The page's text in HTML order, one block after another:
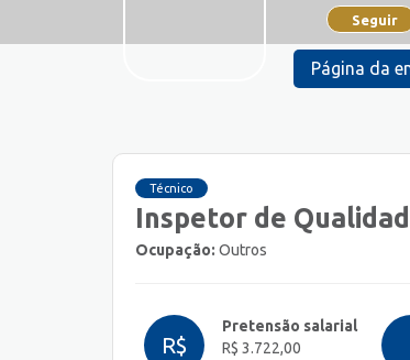
Seguir
Página da
Técnico
Inspetor de
Ocupação: Outros
R$
Pretensão salarial
R$ 3.722,00